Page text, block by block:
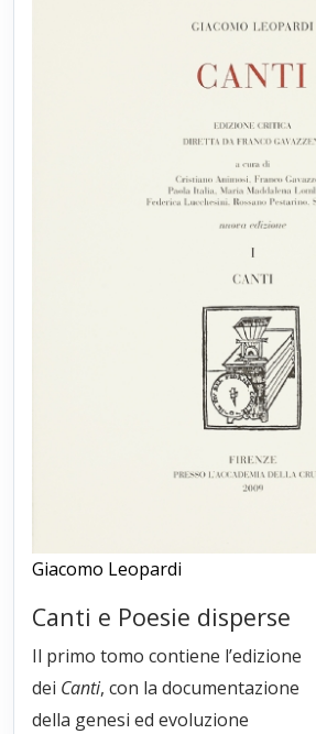
Giacomo Leopardi
Canti e Poesie disperse
Il primo tomo contiene l’edizione
dei Canti, con la documentazione
della genesi ed evoluzione